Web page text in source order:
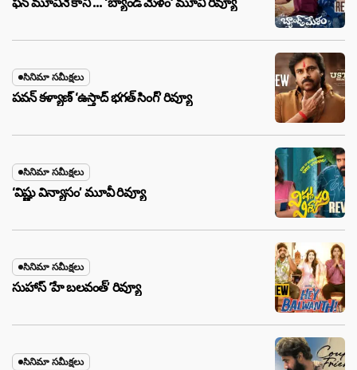
ఫన్ మూవీనే కానీ … ‘బ్యాండ్‌ మేళం’ మూవీ రివ్యూ
సినిమా సమీక్షలు
పవన్ కళ్యాణ్ ‘ఉస్తాద్ భ‌గ‌త్ సింగ్’ రివ్యూ
సినిమా సమీక్షలు
‘విష్ణు విన్యాసం’ మూవీ రివ్యూ
సినిమా సమీక్షలు
సుహాస్ ‘హే బలవంత్’ రివ్యూ
సినిమా సమీక్షలు